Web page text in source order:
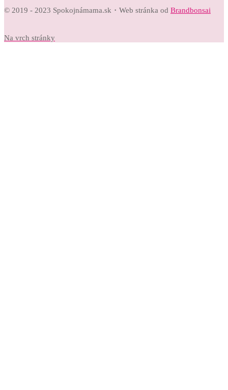
© 2019 - 2023 Spokojnámama.sk・Web stránka od Brandbonsai
Na vrch stránky